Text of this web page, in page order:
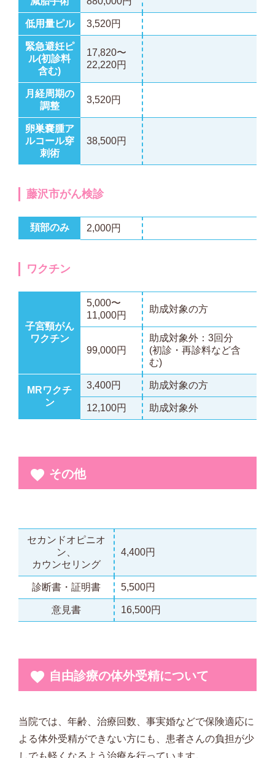
低用量ピル 3,520円
緊急避妊ピ
ル(初診料
含む)
17,820〜
22,220円
月経周期の
調整
3,520円
卵巣嚢腫ア
ルコール穿
刺術
38,500円
藤沢市がん検診
頚部のみ 2,000円
ワクチン
子宮頸がん
ワクチン
5,000〜
11,000円
助成対象の方
99,000円
助成対象外：3回分
(初診・再診料など含
む)
MRワクチ
ン
3,400円 助成対象の方
12,100円 助成対象外
その他
セカンドオピニオ
ン、
カウンセリング
4,400円
診断書・証明書 5,500円
意見書 16,500円
自由診療の体外受精について
当院では、年齢、治療回数、事実婚などで保険適応に
よる体外受精ができない方にも、患者さんの負担が少
しでも軽くなるよう治療を行っています。